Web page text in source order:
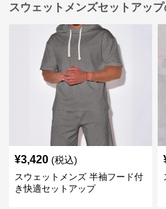
スウェットメンズセットアッ
¥3,420 (税込)
スウェットメンズ 半袖フード付
き快適セットアップ